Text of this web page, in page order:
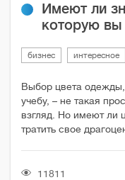
Имеют ли
которую вы
бизнес интересное
Выбор цвета
учебу, – не такая
взгляд. Но имеют ли
тратить свое
11811